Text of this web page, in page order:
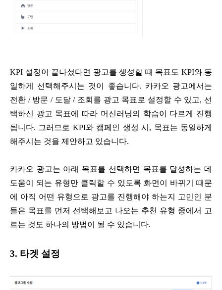
KPI 설정이 끝나셨다면 광고를 생성할 때 목표도 KPI와 동
일하게 선택해주시는 것이 좋습니다. 카카오 광고에서는
전환 / 방문 / 도달 / 조회를 광고 목표로 설정할 수 있고, 선
택하신 광고 목표에 따라 머신러닝의 학습이 다르게 진행
됩니다. 그러므로 KPI와 캠페인 생성 시, 목표는 동일하게
해주시는 것을 제안하고 있습니다.
카카오 광고는 아래 목표를 선택하면 목표를 달성하는 데
도움이 되는 유형만 클릭할 수 있도록 화면이 바뀌기 때문
에 아직 어떤 유형으로 광고를 진행해야 하는지 고민인 분
들은 목표를 먼저 선택해보고 나오는 추천 유형 중에서 고
르는 것도 하나의 방법이 될 수 있습니다.
3. 타겟 설정